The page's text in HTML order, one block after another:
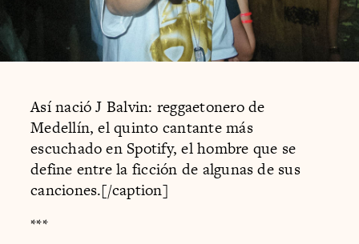
Así nació J Balvin: reggaetonero de
Medellín, el quinto cantante más
escuchado en Spotify, el hombre que se
define entre la ficción de algunas de sus
canciones.[/caption]
***